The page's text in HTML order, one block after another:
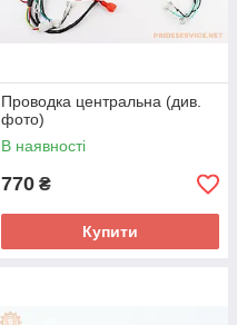
Проводка центральна (див.
фото)
В наявності
770 ₴
Купити